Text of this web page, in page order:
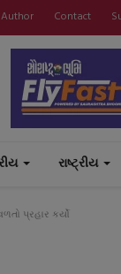
Contact
રાષ્ટ્રીય
પ્રહાર કર્યો